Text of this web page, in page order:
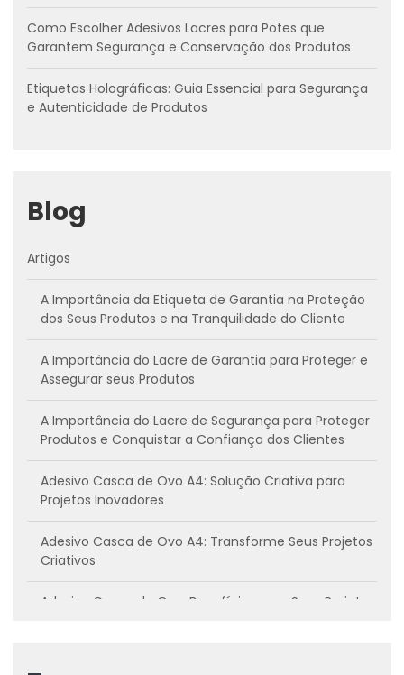
Como Escolher Adesivos Lacres para Potes que
Garantem Segurança e Conservação dos Produtos
Etiquetas Holográficas: Guia Essencial para Segurança
e Autenticidade de Produtos
Blog
Artigos
A Importância da Etiqueta de Garantia na Proteção
dos Seus Produtos e na Tranquilidade do Cliente
A Importância do Lacre de Garantia para Proteger e
Assegurar seus Produtos
A Importância do Lacre de Segurança para Proteger
Produtos e Conquistar a Confiança dos Clientes
Adesivo Casca de Ovo A4: Solução Criativa para
Projetos Inovadores
Adesivo Casca de Ovo A4: Transforme Seus Projetos
Criativos
Adesivo Casca de Ovo: Benefícios para Seus Projetos